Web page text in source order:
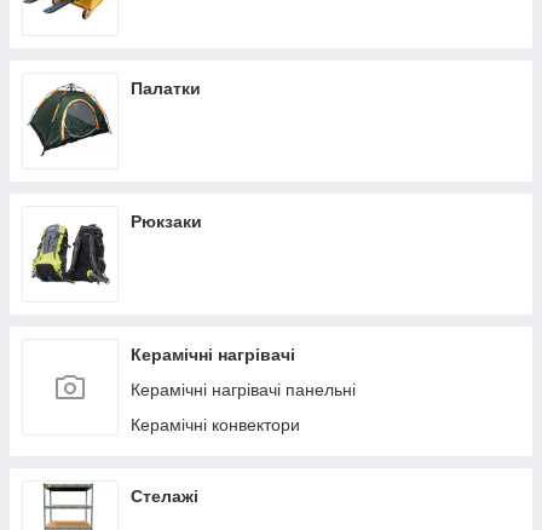
Палатки
Рюкзаки
Керамічні нагрівачі
Керамічні нагрівачі панельні
Керамічні конвектори
Стелажі